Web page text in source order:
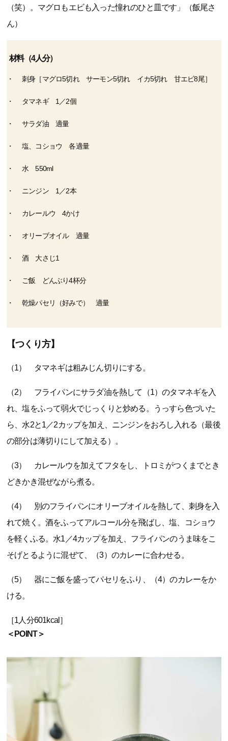
（笑）。マグロもエビも入った憧れのひと皿です」（飯尾さ
ん）
材料（4人分）
刺身［マグロ5切れ サーモン5切れ イカ5切れ 甘エビ8尾］
タマネギ 1／2個
サラダ油 適量
塩、コショウ 各適量
水 550ml
ニンジン 1／2本
カレールウ 4かけ
オリーブオイル 適量
酒 大さじ1
ご飯 どんぶり4杯分
乾燥パセリ（好みで） 適量
【つくり方】
（1） タマネギは粗みじん切りにする。
（2） フライパンにサラダ油を熱して（1）のタマネギを入
れ、塩をふって弱火でじっくりと炒める。うっすら色づいた
ら、水2と1／2カップを加え、ニンジンをおろし入れる（最後
の部分は薄切りにして加える）。
（3） カレールウを加えてフタをし、トロミがつくまでとき
どきかき混ぜながら煮る。
（4） 別のフライパンにオリーブオイルを熱して、刺身を入
れて焼く。酒をふってアルコール分を飛ばし、塩、コショウ
を軽くふる。水1／4カップを加え、フライパンのうま味をこ
そげとるように混ぜて、（3）のカレーに合わせる。
（5） 器にご飯を盛ってパセリをふり、（4）のカレーをか
ける。
［1人分601kcal］
＜POINT＞